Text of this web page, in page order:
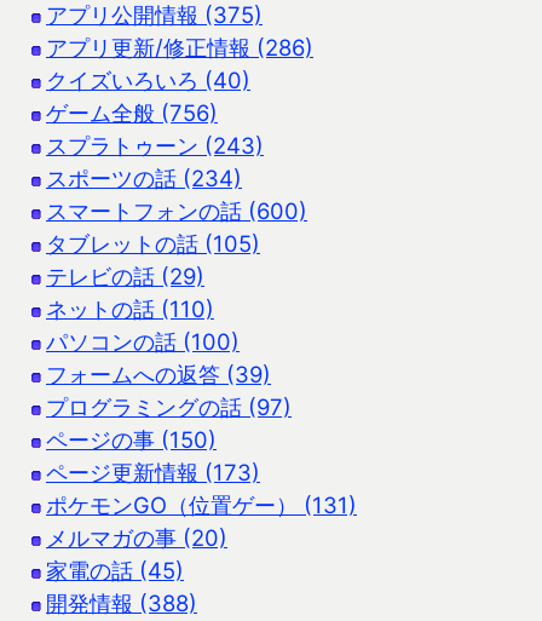
アプリ公開情報 (375)
アプリ更新/修正情報 (286)
クイズいろいろ (40)
ゲーム全般 (756)
スプラトゥーン (243)
スポーツの話 (234)
スマートフォンの話 (600)
タブレットの話 (105)
テレビの話 (29)
ネットの話 (110)
パソコンの話 (100)
フォームへの返答 (39)
プログラミングの話 (97)
ページの事 (150)
ページ更新情報 (173)
ポケモンGO（位置ゲー） (131)
メルマガの事 (20)
家電の話 (45)
開発情報 (388)